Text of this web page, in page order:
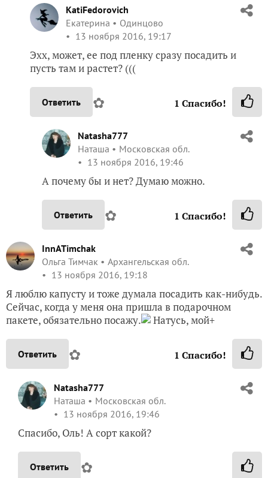
KatiFedorovich
Екатерина
Одинцово
13 ноября 2016, 19:17
Эхх, может, ее под пленку сразу посадить и
пусть там и растет? (((
Ответить ✿ 1 Спасибо!
Natasha777
Наташа
Московская обл.
13 ноября 2016, 19:46
А почему бы и нет? Думаю можно.
Ответить ✿ 1 Спасибо!
InnATimchak
Ольга Тимчак
Архангельская обл.
13 ноября 2016, 19:18
Я люблю капусту и тоже думала посадить как-нибудь.
Сейчас, когда у меня она пришла в подарочном
пакете, обязательно посажу.
Натусь, мой+
Ответить ✿ 1 Спасибо!
Natasha777
Наташа
Московская обл.
13 ноября 2016, 19:46
Спасибо, Оль! А сорт какой?
Ответить ✿